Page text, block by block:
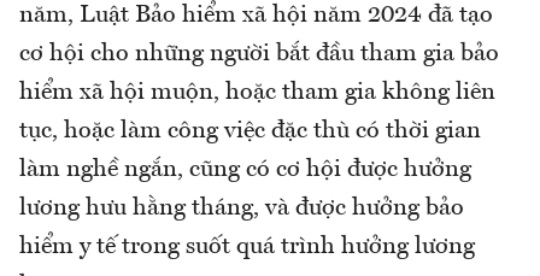
năm, Luật Bảo hiểm xã hội năm 2024 đã tạo
cơ hội cho những người bắt đầu tham gia bảo
hiểm xã hội muộn, hoặc tham gia không liên
tục, hoặc làm công việc đặc thù có thời gian
làm nghề ngắn, cũng có cơ hội được hưởng
lương hưu hằng tháng, và được hưởng bảo
hiểm y tế trong suốt quá trình hưởng lương